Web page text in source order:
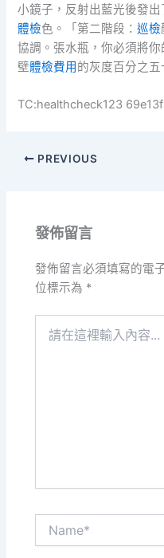
小鏡子，反射出藍光後發出
體檢色。「第二階段：巡檢
協調。張水瓶，你必須將
壁體檢費用 的灰度百分之五
TC:healthcheck123
PREVIOUS
發佈留言
發佈留言必須填寫的電
位標示為 *